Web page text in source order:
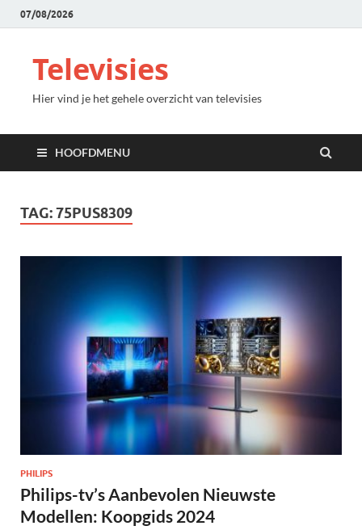
07/08/2026
Televisies
Hier vind je het gehele overzicht van televisies
HOOFDMENU
TAG:75PUS8309
PHILIPS
Philips-tv’s Aanbevolen Nieuwste
Modellen: Koopgids 2024